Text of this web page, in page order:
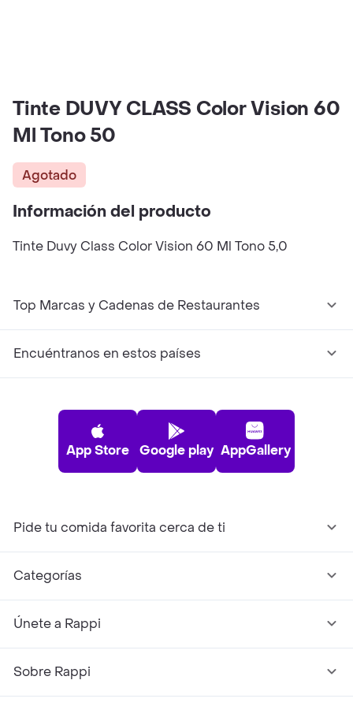
Tinte DUVY CLASS Color Vision 60
Ml Tono 50
Agotado
Información del producto
Tinte Duvy Class Color Vision 60 Ml Tono 5,0
Top Marcas y Cadenas de Restaurantes
Encuéntranos en estos países
App Store Google play AppGallery
Pide tu comida favorita cerca de ti
Categorías
Únete a Rappi
Sobre Rappi